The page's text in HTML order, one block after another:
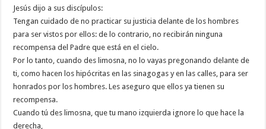
Jesús dijo a sus discípulos:
Tengan cuidado de no practicar su justicia delante de los hombres
para ser vistos por ellos: de lo contrario, no recibirán ninguna
recompensa del Padre que está en el cielo.
Por lo tanto, cuando des limosna, no lo vayas pregonando delante de
ti, como hacen los hipócritas en las sinagogas y en las calles, para ser
honrados por los hombres. Les aseguro que ellos ya tienen su
recompensa.
Cuando tú des limosna, que tu mano izquierda ignore lo que hace la
derecha,